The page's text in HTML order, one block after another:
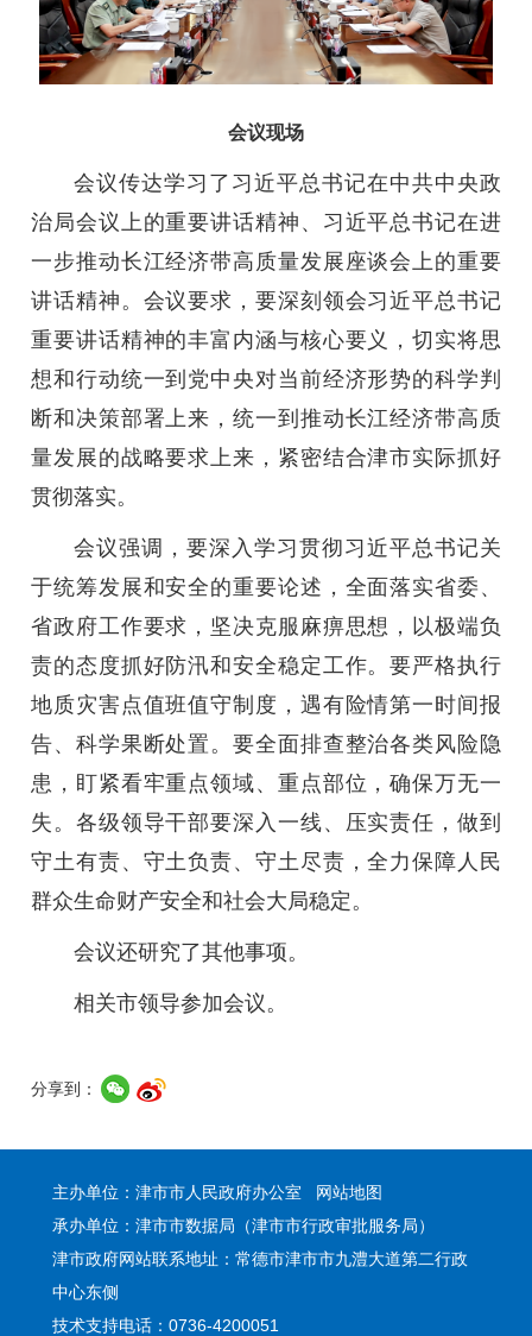
会议现场
会议传达学习了习近平总书记在中共中央政
治局会议上的重要讲话精神、习近平总书记在进
一步推动长江经济带高质量发展座谈会上的重要
讲话精神。会议要求，要深刻领会习近平总书记
重要讲话精神的丰富内涵与核心要义，切实将思
想和行动统一到党中央对当前经济形势的科学判
断和决策部署上来，统一到推动长江经济带高质
量发展的战略要求上来，紧密结合津市实际抓好
贯彻落实。
会议强调，要深入学习贯彻习近平总书记关
于统筹发展和安全的重要论述，全面落实省委、
省政府工作要求，坚决克服麻痹思想，以极端负
责的态度抓好防汛和安全稳定工作。要严格执行
地质灾害点值班值守制度，遇有险情第一时间报
告、科学果断处置。要全面排查整治各类风险隐
患，盯紧看牢重点领域、重点部位，确保万无一
失。各级领导干部要深入一线、压实责任，做到
守土有责、守土负责、守土尽责，全力保障人民
群众生命财产安全和社会大局稳定。
会议还研究了其他事项。
相关市领导参加会议。
分享到：
主办单位：津市市人民政府办公室 网站地图
承办单位：津市市数据局（津市市行政审批服务局）
津市政府网站联系地址：常德市津市市九澧大道第二行政
中心东侧
技术支持电话：0736-4200051